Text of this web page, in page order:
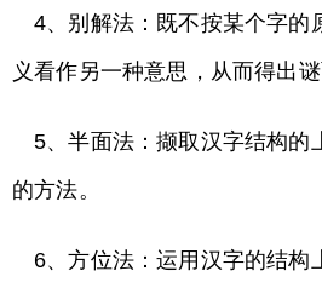
4、别解法：既不按某个字的
义看作另一种意思，从而得出谜
5、半面法：撷取汉字结构的
的方法。
6、方位法：运用汉字的结构